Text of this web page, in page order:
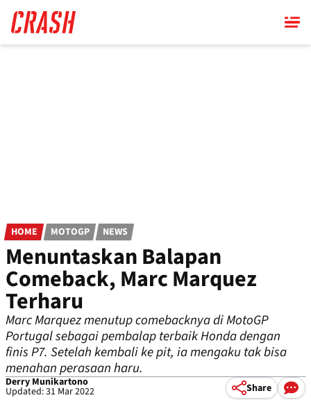
main
content
HOME MOTOGP NEWS
Menuntaskan Balapan
Comeback, Marc Marquez
Terharu
Marc Marquez menutup comebacknya di MotoGP
Portugal sebagai pembalap terbaik Honda dengan
finis P7. Setelah kembali ke pit, ia mengaku tak bisa
menahan perasaan haru.
Derry Munikartono
Updated: 31 Mar 2022 Share